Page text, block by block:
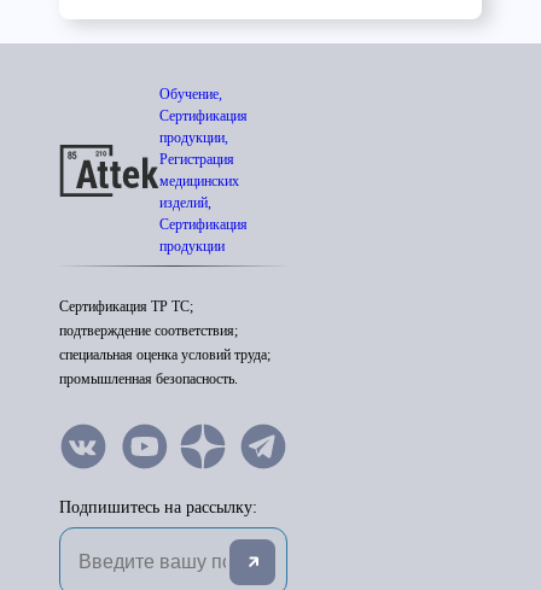
Обучение,
Сертификация
продукции,
Регистрация
медицинских
изделий,
Сертификация
продукции
Сертификация ТР ТС;
подтверждение соответствия;
специальная оценка условий труда;
промышленная безопасность.
Подпишитесь на рассылку: